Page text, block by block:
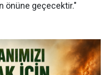
önüne geçecektir."